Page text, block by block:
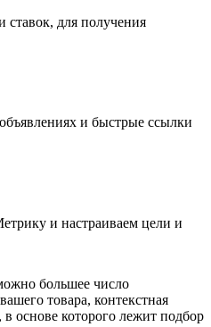
ставок, для получения
и быстрые ссылки
и настраиваем цели и
большее число
товара, контекстная
основе которого лежит подбор